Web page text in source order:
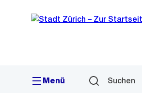
Navigation
Sprunglink
Menü Suchen